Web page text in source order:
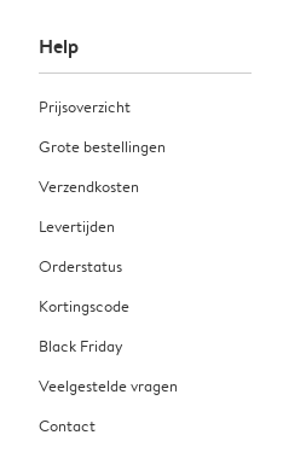
Help
Prijsoverzicht
Grote bestellingen
Verzendkosten
Levertijden
Orderstatus
Kortingscode
Black Friday
Veelgestelde vragen
Contact